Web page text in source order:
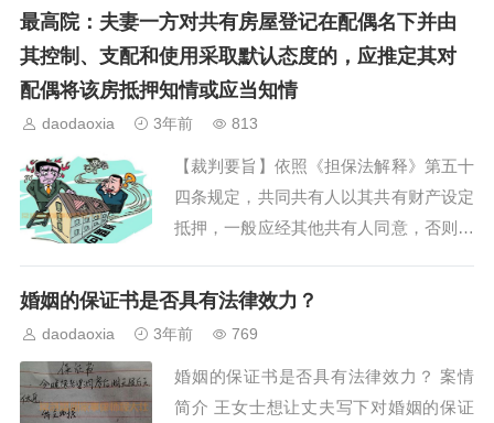
阂，进而对这段婚姻关系的持续产生怀
疑，甚至对未来失去信心，最终导致夫妻
感情破裂。在我国，离婚的方式有协议离
婚和诉讼离婚两种。如果选择协议离婚，
有两种办法是可以...
最高院：夫妻一方对共有房屋登记在配偶名下并由
其控制、支配和使用采取默认态度的，应推定其对
配偶将该房抵押知情或应当知情
daodaoxia 3年前 813
【裁判要旨】依照《担保法解释》第五十
四条规定，共同共有人以其共有财产设定
抵押，一般应经其他共有人同意，否则抵
未提出异议的视为同意，抵押有效。夫妻
应推定其对配偶将该房屋抵押知情或应当
知情。据此，...
婚姻的保证书是否具有法律效力？
daodaoxia 3年前 769
婚姻的保证书是否具有法律效力？ 案情
简介 王女士想让丈夫写下对婚姻的保证